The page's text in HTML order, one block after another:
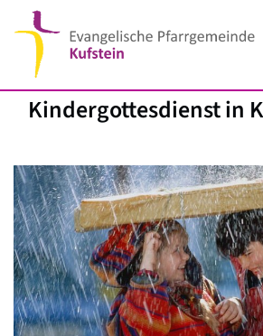
Kindergottesdienst in